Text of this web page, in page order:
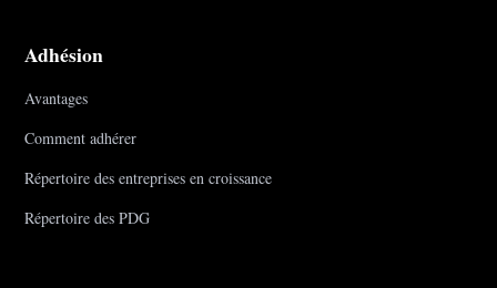
Adhésion
Avantages
Comment adhérer
Répertoire des entreprises en croissance
Répertoire des PDG